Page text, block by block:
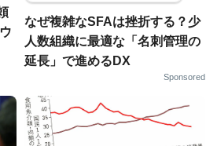
なぜ複雑なSFAは挫折する？少
人数組織に最適な「名刺管理の
延長」で進めるDX
Sponsored